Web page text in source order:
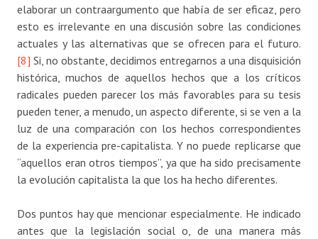
elaborar un contraargumento que había de ser eficaz, pero
esto es irrelevante en una discusión sobre las condiciones
actuales y las alternativas que se ofrecen para el futuro.
[8] Si, no obstante, decidimos entregarnos a una disquisición
histórica, muchos de aquellos hechos que a los críticos
radicales pueden parecer los más favorables para su tesis
pueden tener, a menudo, un aspecto diferente, si se ven a la
luz de una comparación con los hechos correspondientes
de la experiencia pre-capitalista. Y no puede replicarse que
“aquellos eran otros tiempos”, ya que ha sido precisamente
la evolución capitalista la que los ha hecho diferentes.
Dos puntos hay que mencionar especialmente. He indicado
antes que la legislación social o, de una manera más